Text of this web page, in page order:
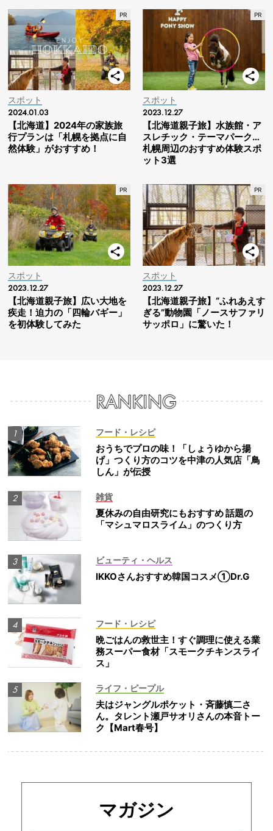
スポット
2024.01.03
【北海道】2024年の家族旅
行プランは「札幌を拠点に自
然体験」がおすすめ！
スポット
2023.12.27
【北海道親子旅】水族館・ア
スレチック・テーマパーク…
札幌周辺のおすすめ体験スポ
ット3選
スポット
2023.12.27
【北海道親子旅】広い大地を
疾走！迫力の「四輪バギー」
を初体験してみた
スポット
2023.12.27
【北海道親子旅】“ふれあえす
ぎる”動物園「ノースサファリ
サッポロ」に驚いた！
フード・レシピ
おうちでプロの味！「しょうゆから揚
げ」つくり方のコツを中津の人気店「鳥
しん」が伝授
雑貨
夏休みの自由研究にもおすすめ 話題の
「マシュマロスライム」のつくり方
ビューティ・ヘルス
IKKOさんおすすめ韓国コスメ①Dr.G
フード・レシピ
晩ごはんの救世主！すぐ調理に使える業
務スーパー食材「スモークチキンスライ
ス」
ライフ・ピープル
夫はジャングルポケット・斉藤慎二さ
ん。タレント瀬戸サオリさんの本音トー
ク【Mart春号】
マガジン